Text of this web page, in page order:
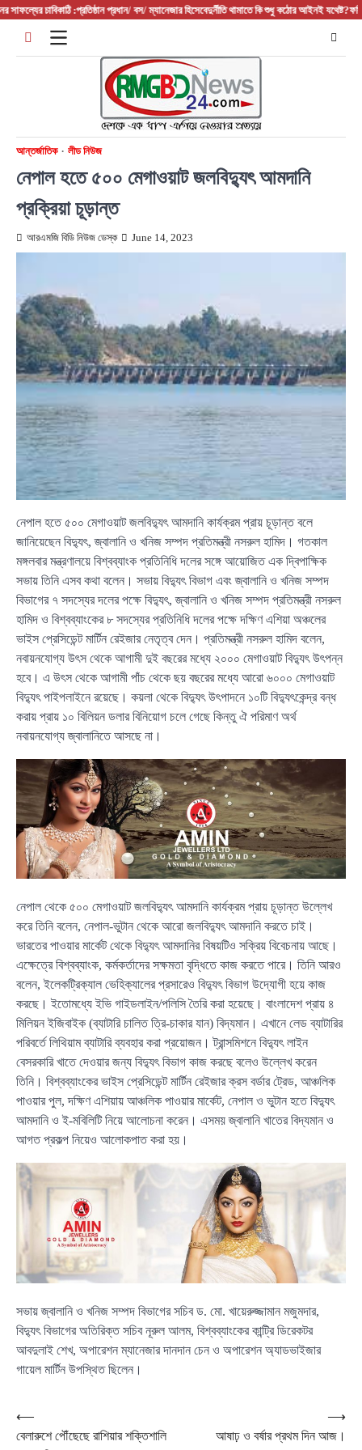
Skipচাবিকাঠি :প্রতিষ্ঠান প্রধান/ বস/ ম্যানেজার হিসেবেদুর্নীতি থামাতে কি শুধু কঠোর আইনই যথেষ্ট?
আন্তর্জাতিক লীড নিউজ
নেপাল হতে ৫০০ মেগাওয়াট জলবিদ্যুৎ আমদানি
প্রক্রিয়া চূড়ান্ত
আরএমজি বিডি নিউজ ডেস্ক June 14, 2023
নেপাল হতে ৫০০ মেগাওয়াট জলবিদ্যুৎ আমদানি কার্যক্রম প্রায় চূড়ান্ত বলে
জানিয়েছেন বিদ্যুৎ, জ্বালানি ও খনিজ সম্পদ প্রতিমন্ত্রী নসরুল হামিদ। গতকাল
মঙ্গলবার মন্ত্রণালয়ে বিশ্বব্যাংক প্রতিনিধি দলের সঙ্গে আয়োজিত এক দ্বিপাক্ষিক
সভায় তিনি এসব কথা বলেন। সভায় বিদ্যুৎ বিভাগ এবং জ্বালানি ও খনিজ সম্পদ
বিভাগের ৭ সদস্যের দলের পক্ষে বিদ্যুৎ, জ্বালানি ও খনিজ সম্পদ প্রতিমন্ত্রী নসরুল
হামিদ ও বিশ্বব্যাংকের ৮ সদস্যের প্রতিনিধি দলের পক্ষে দক্ষিণ এশিয়া অঞ্চলের
ভাইস প্রেসিডেন্ট মার্টিন রেইজার নেতৃত্ব দেন। প্রতিমন্ত্রী নসরুল হামিদ বলেন,
নবায়নযোগ্য উৎস থেকে আগামী দুই বছরের মধ্যে ২০০০ মেগাওয়াট বিদ্যুৎ উৎপন্ন
হবে। এ উৎস থেকে আগামী পাঁচ থেকে ছয় বছরের মধ্যে আরো ৬০০০ মেগাওয়াট
বিদ্যুৎ পাইপলাইনে রয়েছে। কয়লা থেকে বিদ্যুৎ উৎপাদনে ১০টি বিদ্যুৎকেন্দ্র বন্ধ
করায় প্রায় ১০ বিলিয়ন ডলার বিনিয়োগ চলে গেছে কিন্তু ঐ পরিমাণ অর্থ
নবায়নযোগ্য জ্বালানিতে আসছে না।
নেপাল থেকে ৫০০ মেগাওয়াট জলবিদ্যুৎ আমদানি কার্যক্রম প্রায় চূড়ান্ত উল্লেখ
করে তিনি বলেন, নেপাল-ভুটান থেকে আরো জলবিদ্যুৎ আমদানি করতে চাই।
ভারতের পাওয়ার মার্কেট থেকে বিদ্যুৎ আমদানির বিষয়টিও সক্রিয় বিবেচনায় আছে।
এক্ষেত্রে বিশ্বব্যাংক, কর্মকর্তাদের সক্ষমতা বৃদ্ধিতে কাজ করতে পারে। তিনি আরও
বলেন, ইলেকট্রিক্যাল ভেহিক্যালের প্রসারেও বিদ্যুৎ বিভাগ উদ্যোগী হয়ে কাজ
করছে। ইতোমধ্যে ইভি গাইডলাইন/পলিসি তৈরি করা হয়েছে। বাংলাদেশ প্রায় ৪
মিলিয়ন ইজিবাইক (ব্যাটারি চালিত ত্রি-চাকার যান) বিদ্যমান। এখানে লেড ব্যাটারির
পরিবর্তে লিথিয়াম ব্যাটারি ব্যবহার করা প্রয়োজন। ট্রান্সমিশনে বিদ্যুৎ লাইন
বেসরকারি খাতে দেওয়ার জন্য বিদ্যুৎ বিভাগ কাজ করছে বলেও উল্লেখ করেন
তিনি। বিশ্বব্যাংকের ভাইস প্রেসিডেন্ট মার্টিন রেইজার ক্রস বর্ডার ট্রেড, আঞ্চলিক
পাওয়ার পুল, দক্ষিণ এশিয়ায় আঞ্চলিক পাওয়ার মার্কেট, নেপাল ও ভুটান হতে বিদ্যুৎ
আমদানি ও ই-মবিলিটি নিয়ে আলোচনা করেন। এসময় জ্বালানি খাতের বিদ্যমান ও
আগত প্রকল্প নিয়েও আলোকপাত করা হয়।
সভায় জ্বালানি ও খনিজ সম্পদ বিভাগের সচিব ড. মো. খায়েরুজ্জামান মজুমদার,
বিদ্যুৎ বিভাগের অতিরিক্ত সচিব নূরুল আলম, বিশ্বব্যাংকের কান্ট্রি ডিরেকটর
আবদুলাই শেখ, অপারেশন ম্যানেজার দানদান চেন ও অপারেশন অ্যাডভাইজার
গায়েল মার্টিন উপস্থিত ছিলেন।
Post
navigation
⟵
বেলারুশে পৌঁছেছে রাশিয়ার শক্তিশালি
আষাঢ় ও বর্ষার প্রথম দিন আজ।
⟶